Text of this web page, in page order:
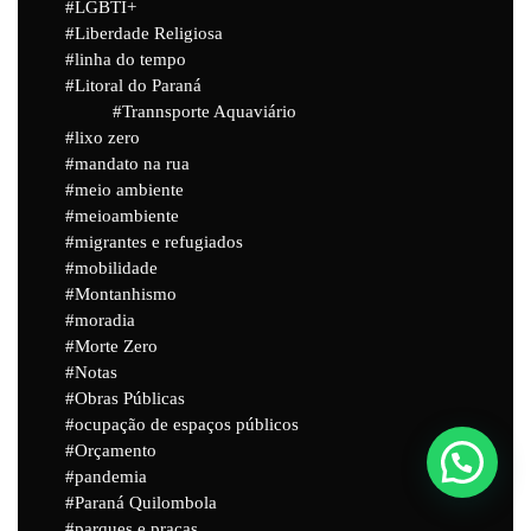
LGBTI+
Liberdade Religiosa
linha do tempo
Litoral do Paraná
Trannsporte Aquaviário
lixo zero
mandato na rua
meio ambiente
meioambiente
migrantes e refugiados
mobilidade
Montanhismo
moradia
Morte Zero
Notas
Obras Públicas
ocupação de espaços públicos
Orçamento
pandemia
Paraná Quilombola